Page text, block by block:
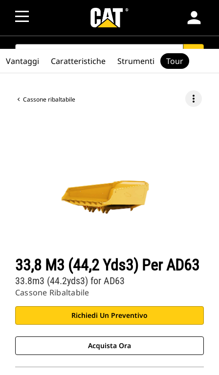
person
SEARCH search
Cassone ribaltabile more_vert
33,8 M3 (44,2 Yds3) Per AD63
Cassone Ribaltabile
33.8m3 (44.2yds3) for AD63
Richiedi Un Preventivo
Acquista Ora
Vantaggi Caratteristiche Strumenti Tour